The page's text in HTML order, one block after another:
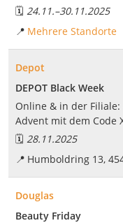
🗓️ 24.11.–30.11.2025
📍 Mehrere Standorte
Depot
DEPOT Black Week
Online & in der
Advent mit dem Code
🗓️ 28.11.2025
📍 Humboldring 13,
Douglas
Beauty Friday